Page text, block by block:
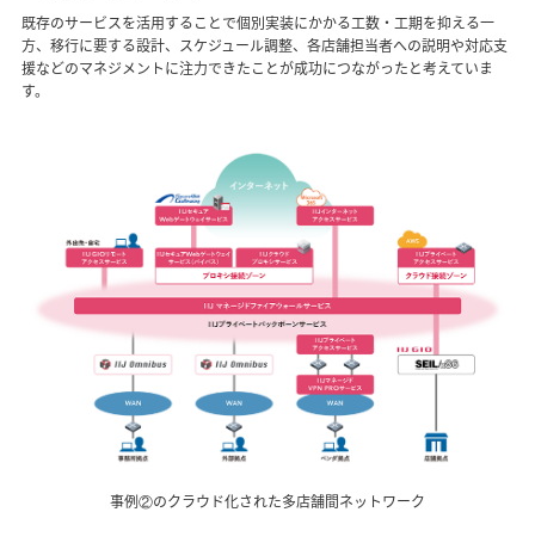
既存のサービスを活用することで個別実装にかかる工数・工期を抑える一
方、移行に要する設計、スケジュール調整、各店舗担当者への説明や対応支
援などのマネジメントに注力できたことが成功につながったと考えていま
す。
事例②のクラウド化された多店舗間ネットワーク